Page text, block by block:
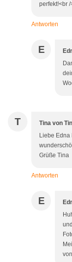
perfekt!<br
Antworten
E
T Tina von
Liebe Edna
Grüße Tina
Antworten
E